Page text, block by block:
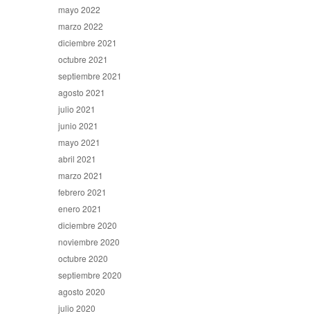
mayo 2022
marzo 2022
diciembre 2021
octubre 2021
septiembre 2021
agosto 2021
julio 2021
junio 2021
mayo 2021
abril 2021
marzo 2021
febrero 2021
enero 2021
diciembre 2020
noviembre 2020
octubre 2020
septiembre 2020
agosto 2020
julio 2020